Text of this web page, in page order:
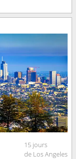
15 jours
de Los Angeles